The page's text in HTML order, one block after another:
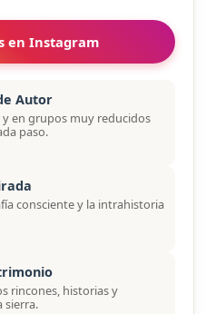
en Instagram
Autor
y en grupos muy reducidos
paso.
consciente y la intrahistoria
rincones, historias y
sierra.